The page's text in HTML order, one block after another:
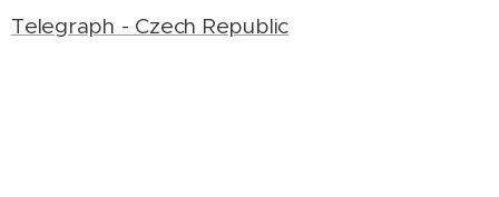
Telegraph - Czech Republic